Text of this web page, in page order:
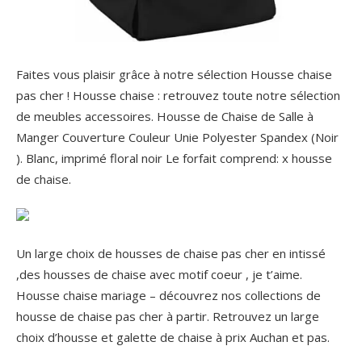
Faites vous plaisir grâce à notre sélection Housse chaise
pas cher ! Housse chaise : retrouvez toute notre sélection
de meubles accessoires. Housse de Chaise de Salle à
Manger Couverture Couleur Unie Polyester Spandex (Noir
). Blanc, imprimé floral noir Le forfait comprend: x housse
de chaise.
Un large choix de housses de chaise pas cher en intissé
,des housses de chaise avec motif coeur , je t’aime.
Housse chaise mariage – découvrez nos collections de
housse de chaise pas cher à partir. Retrouvez un large
choix d’housse et galette de chaise à prix Auchan et pas.